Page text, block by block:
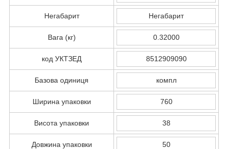
Негабарит Негабарит
Вага (кг) 0.32000
код УКТЗЕД 8512909090
Базова одиниця компл
Ширина упаковки 760
Висота упаковки 38
Довжина упаковки 50